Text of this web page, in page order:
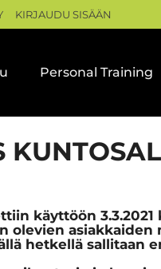
KIRJAUDU SISÄÄN
Personal Training
käyttöön
olevien asiakkaiden
hetkellä sallitaan